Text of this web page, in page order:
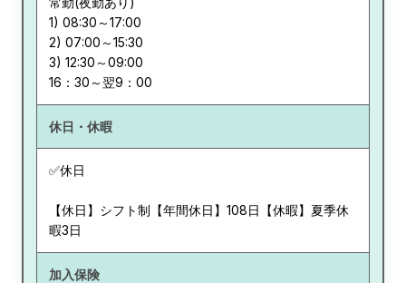
1) 08:30～17:00
2) 07:00～15:30
3) 12:30～09:00
休日・休暇
✅休日
【休日】シフト制【年間休日】108日【休暇】夏季休
暇3日
加入保険